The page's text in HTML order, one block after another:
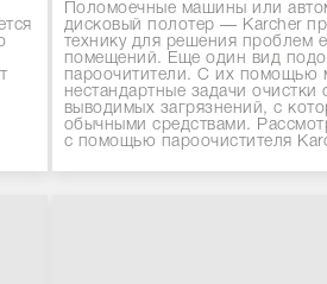
Поломоечные машины или
дисковый полотер — Karcher
технику для решения проблем
помещений. Еще один вид
пароочитители. С их помощью
нестандартные задачи очистки
выводимых загрязнений, с
обычными средствами.
с помощью пароочистителя